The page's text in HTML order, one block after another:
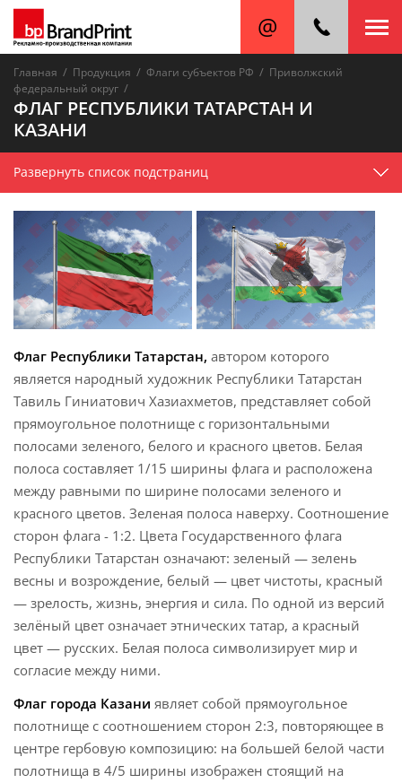
Главная / Продукция / Флаги субъектов РФ / Приволжский
федеральный округ /
ФЛАГ РЕСПУБЛИКИ ТАТАРСТАН И
КАЗАНИ
Развернуть список подстраниц
Флаг Республики Татарстан, автором которого
является народный художник Республики Татарстан
Тавиль Гиниатович Хазиахметов, представляет собой
прямоугольное полотнище с горизонтальными
полосами зеленого, белого и красного цветов. Белая
полоса составляет 1/15 ширины флага и расположена
между равными по ширине полосами зеленого и
красного цветов. Зеленая полоса наверху. Соотношение
сторон флага - 1:2. Цвета Государственного флага
Республики Татарстан означают: зеленый — зелень
весны и возрождение, белый — цвет чистоты, красный
— зрелость, жизнь, энергия и сила. По одной из версий
зелёный цвет означает этнических татар, а красный
цвет — русских. Белая полоса символизирует мир и
согласие между ними.
Флаг города Казани являет собой прямоугольное
полотнище с соотношением сторон 2:3, повторяющее в
центре гербовую композицию: на большей белой части
полотнища в 4/5 ширины изображен стоящий на